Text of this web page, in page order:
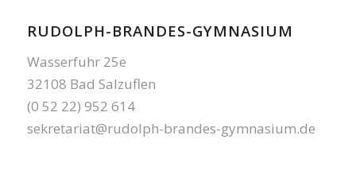
RUDOLPH-BRANDES-GYMNASIUM
Wasserfuhr 25e
32108 Bad Salzuflen
(0 52 22) 952 614
sekretariat@rudolph-brandes-gymnasium.de